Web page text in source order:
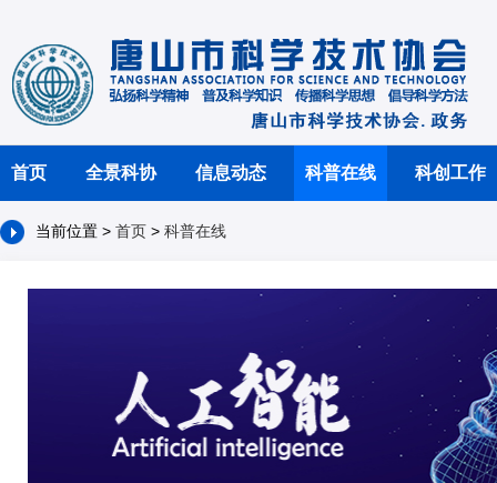
首页 全景科协 信息动态 科普在线 科创工作
当前位置 > 首页 > 科普在线